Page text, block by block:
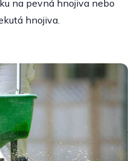
na pevná hnojiva nebo
hnojiva.